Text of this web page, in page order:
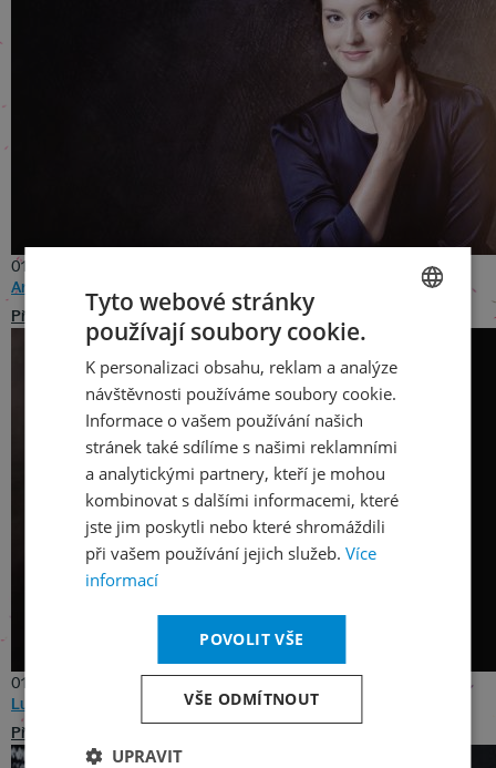
01. 05. 2023
Anna Geniušene
Přečíst
01. 05. 2023
Lucas a Arthur Jussenovi
Přečíst
ENGLISH
Tyto webové stránky
používají soubory cookie.
K personalizaci obsahu, reklam a analýze
návštěvnosti používáme soubory cookie.
Informace o vašem používání našich
stránek také sdílíme s našimi reklamními
a analytickými partnery, kteří je mohou
kombinovat s dalšími informacemi, které
jste jim poskytli nebo které shromáždili
při vašem používání jejich služeb. Více
informací
POVOLIT VŠE
VŠE ODMÍTNOUT
UPRAVIT